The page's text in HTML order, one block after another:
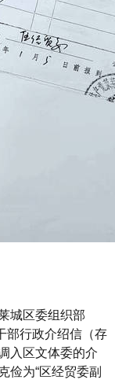
城区委组织部
部行政介绍信（存
入区文体委的介
俭为“区经贸委副